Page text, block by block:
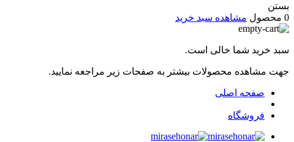
بستن
0 محصول
مشاهده سبد خرید
سبد خرید شما خالی است.
جهت مشاهده محصولات بیشتر به صفحات زیر مراجعه نمایید.
صفحه اصلی
فروشگاه